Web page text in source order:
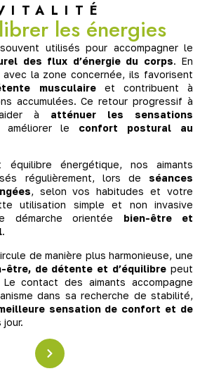
les énergies
utilisés pour accompagner le
des flux d’énergie du corps. En
la zone concernée, ils favorisent
musculaireet contribuent à
accumulées. Ce retour progressif à
aider à atténuer les sensations
le confort postural au
énergétique, nos aimants
régulièrement, lors de séances
, selon vos habitudes et votre
utilisation simple et non invasive
démarche orientée bien-être et
.
de manière plus harmonieuse, une
être, de détente et d’équilibre peut
contact des aimants accompagne
dans sa recherche de stabilité,
sensation de confort et de
jour.